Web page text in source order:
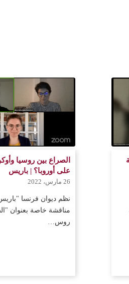
الصراع بين روسيا
على أوروبا؟ | باريس
26 مارس، 2022
نظم ديوان فرنسا
مناقشة خاصة بعنوان
روس…